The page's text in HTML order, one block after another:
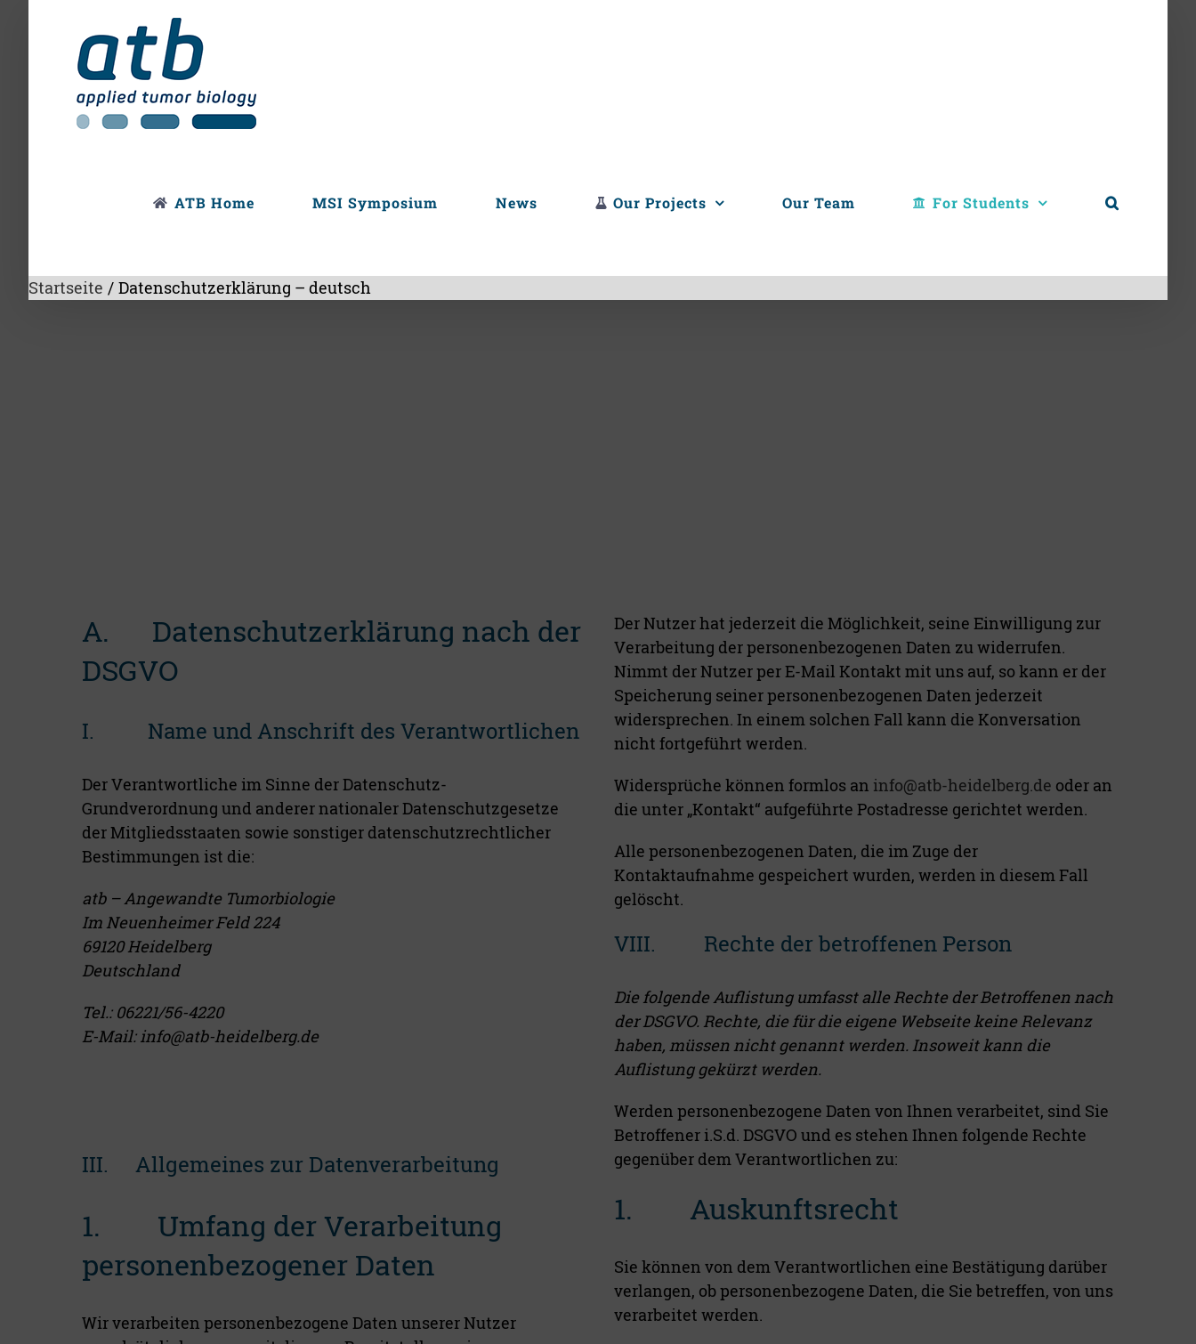
ATB Home MSI Symposium News Our Projects Our Team For Students
Startseite / Datenschutzerklärung – deutsch
A. Datenschutzerklärung nach der
DSGVO
I. Name und Anschrift des Verantwortlichen
Der Verantwortliche im Sinne der Datenschutz-
Grundverordnung und anderer nationaler Datenschutzgesetze
der Mitgliedsstaaten sowie sonstiger datenschutzrechtlicher
Bestimmungen ist die:
atb – Angewandte Tumorbiologie
Im Neuenheimer Feld 224
69120 Heidelberg
Deutschland
Tel.: 06221/56-4220
E-Mail: info@atb-heidelberg.de
III. Allgemeines zur Datenverarbeitung
1. Umfang der Verarbeitung
personenbezogener Daten
Wir verarbeiten personenbezogene Daten unserer Nutzer
Der Nutzer hat jederzeit die Möglichkeit, seine Einwilligung zur
Verarbeitung der personenbezogenen Daten zu widerrufen.
Nimmt der Nutzer per E-Mail Kontakt mit uns auf, so kann er der
Speicherung seiner personenbezogenen Daten jederzeit
widersprechen. In einem solchen Fall kann die Konversation
nicht fortgeführt werden.
Widersprüche können formlos an info@atb-heidelberg.de oder an
die unter „Kontakt“ aufgeführte Postadresse gerichtet werden.
Alle personenbezogenen Daten, die im Zuge der
Kontaktaufnahme gespeichert wurden, werden in diesem Fall
gelöscht.
VIII. Rechte der betroffenen Person
Die folgende Auflistung umfasst alle Rechte der Betroffenen nach
der DSGVO. Rechte, die für die eigene Webseite keine Relevanz
haben, müssen nicht genannt werden. Insoweit kann die
Auflistung gekürzt werden.
Werden personenbezogene Daten von Ihnen verarbeitet, sind Sie
Betroffener i.S.d. DSGVO und es stehen Ihnen folgende Rechte
gegenüber dem Verantwortlichen zu:
1. Auskunftsrecht
Sie können von dem Verantwortlichen eine Bestätigung darüber
verlangen, ob personenbezogene Daten, die Sie betreffen, von uns
verarbeitet werden.